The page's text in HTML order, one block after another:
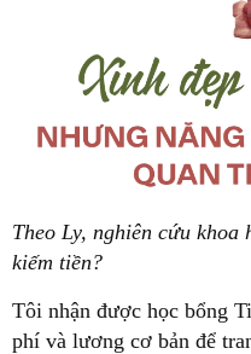
Theo Ly, nghiên cứu khoa
kiếm tiền?
Tôi nhận được học bổng
phí và lương cơ bản để